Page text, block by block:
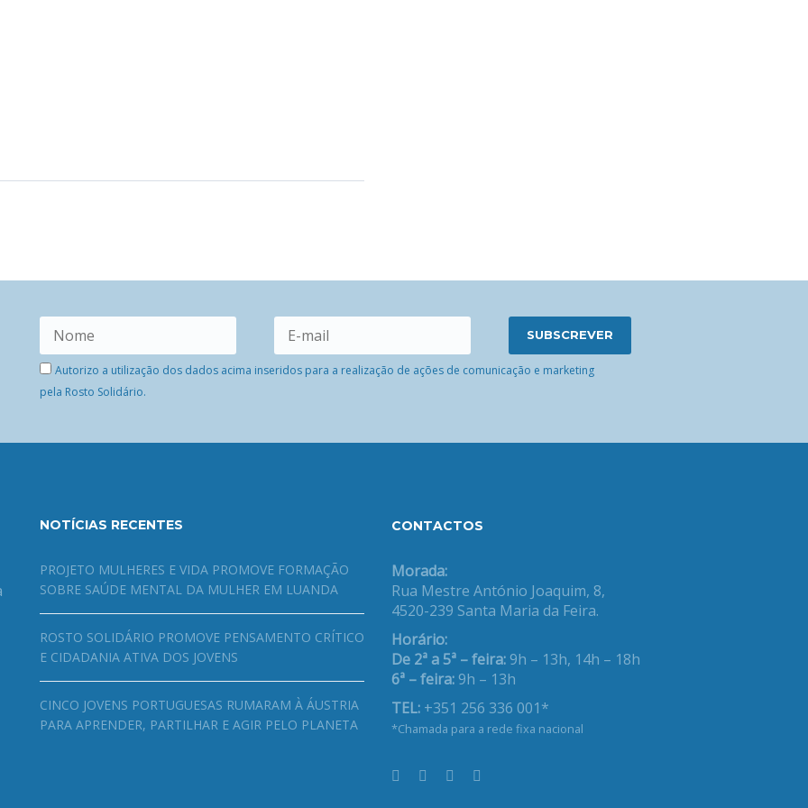
Autorizo a utilização dos dados acima inseridos para a realização de ações de comunicação e marketing
pela Rosto Solidário.
NOTÍCIAS RECENTES
PROJETO MULHERES E VIDA PROMOVE FORMAÇÃO
SOBRE SAÚDE MENTAL DA MULHER EM LUANDA
ROSTO SOLIDÁRIO PROMOVE PENSAMENTO CRÍTICO
E CIDADANIA ATIVA DOS JOVENS
CINCO JOVENS PORTUGUESAS RUMARAM À ÁUSTRIA
PARA APRENDER, PARTILHAR E AGIR PELO PLANETA
CONTACTOS
Morada:
Rua Mestre António Joaquim, 8,
4520-239 Santa Maria da Feira.
Horário:
De 2ª a 5ª – feira: 9h – 13h, 14h – 18h
6ª – feira: 9h – 13h
TEL: +351 256 336 001*
*Chamada para a rede fixa nacional